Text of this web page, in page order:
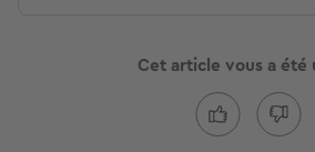
Cet article vous a été